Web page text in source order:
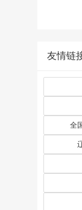
友情链
全